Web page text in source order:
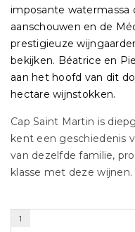
imposante
aanschouwen en de
prestigieuze
bekijken. Béatrice en
aan het hoofd van dit
hectare wijnstokken.
Cap Saint Martin is
kent een geschiedenis
van dezelfde familie,
klasse met deze wijnen.
1